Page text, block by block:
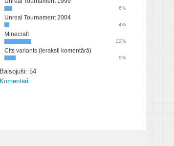
6%
Unreal Tournament 2004
4%
Minecraft
22%
Cits variants (ieraksti komentārā)
9%
Balsojuši: 54
Komentāri